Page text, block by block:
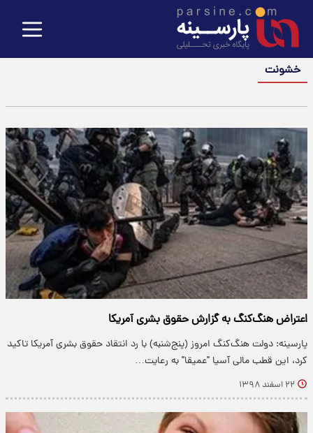
خشونت
اعتراض هنگ‌کنگ به گزارش حقوق بشری آمریکا
پارسینه: دولت هنگ‌کنگ امروز (پنج‌شنبه) با رد انتقاد حقوق بشری آمریکا تاکید
کرد، این قطب مالی آسیا "عمیقا" به رعایت…
۲۲ اسفند ۱۳۹۸